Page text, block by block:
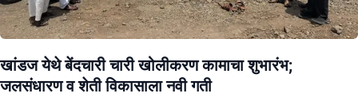
खांडज येथे बेंदचारी चारी खोलीकरण कामाचा शुभारंभ;
जलसंधारण व शेती विकासाला नवी गती